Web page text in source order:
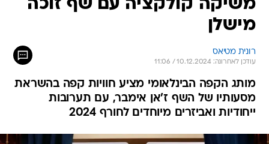
משיקה קולקציה עם שף זוכה
מישלן
רונית מטיאס
עודכן לאחרונה: 10.12.2024 / 11:06
מותג הקפה הבינלאומי מציע חוויות קפה בהשראת
מסעותיו של השף ז'אן אימבר, עם תערובות
ייחודיות ואביזרים מיוחדים לחורף 2024